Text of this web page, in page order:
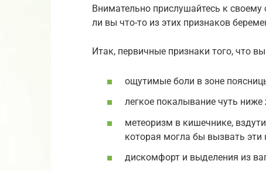
Внимательно прислушайтесь к
ли вы что-то из этих признаков
Итак, первичные признаки того, что
ощутимые боли в зоне
легкое покалывание чуть
метеоризм в кишечнике,
которая могла бы вызвать
дискомфорт и выделения из